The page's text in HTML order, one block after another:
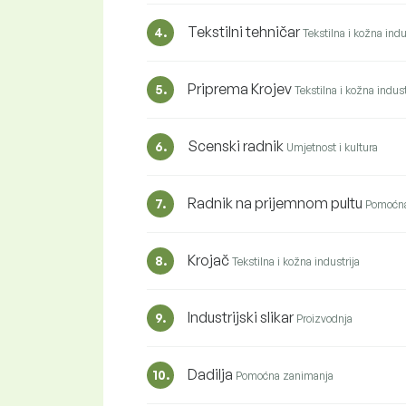
4. Tekstilni tehničar Tekstilna i kožna
5. Priprema Krojev Tekstilna i kožna
6. Scenski radnik Umjetnost i kultura
7. Radnik na prijemnom pultu
8. Krojač Tekstilna i kožna industrija
9. Industrijski slikar Proizvodnja
10. Dadilja Pomoćna zanimanja